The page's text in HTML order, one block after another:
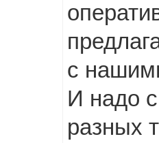
с
И надо
разных